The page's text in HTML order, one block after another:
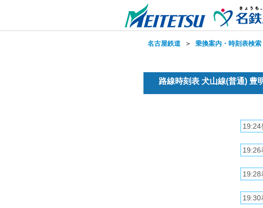
名古屋鉄道 ＞ 乗換案内・時刻表検索
路線時刻表 犬山線(普通) 豊
19:24
19:26
19:28
19:30